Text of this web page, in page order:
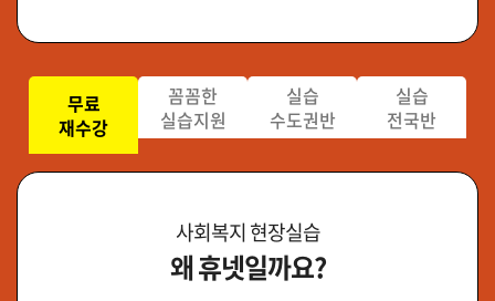
무료
재수강
꼼꼼한
실습지원
실습
수도권반
실습
전국반
사회복지 현장실습
왜 휴넷일까요?